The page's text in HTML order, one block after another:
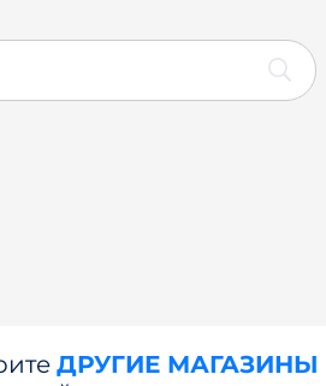
ДРУГИЕ МАГАЗИНЫ